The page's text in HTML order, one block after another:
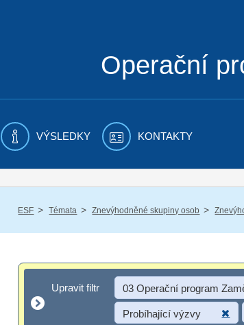
Operační
VÝSLEDKY KONTAKTY
ESF / Témata / Znevýhodněné skupiny osob /
Upravit filtr
Upravit filtr 03 Operační program
Probíhající výzvy